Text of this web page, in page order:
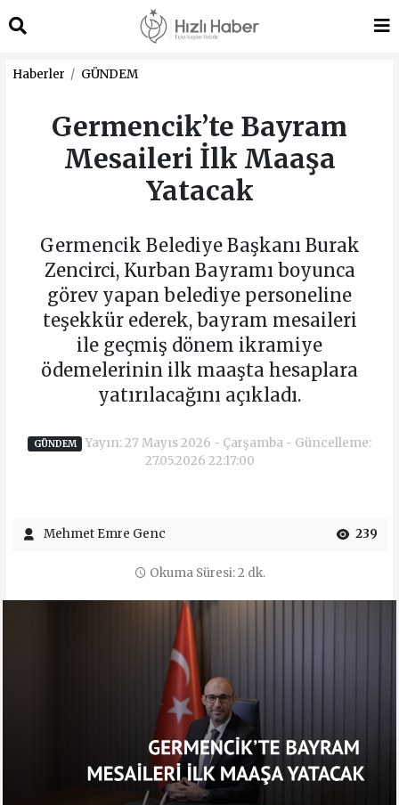
Haberler GÜNDEM
Germencik’te Bayram
Mesaileri İlk Maaşa
Yatacak
Germencik Belediye Başkanı Burak
Zencirci, Kurban Bayramı boyunca
görev yapan belediye personeline
teşekkür ederek, bayram mesaileri
ile geçmiş dönem ikramiye
ödemelerinin ilk maaşta hesaplara
yatırılacağını açıkladı.
GÜNDEM
Yayın: 27 Mayıs 2026 - Çarşamba - Güncelleme:
27.05.2026 22:17:00
Mehmet Emre Genc 239
Okuma Süresi: 2 dk.